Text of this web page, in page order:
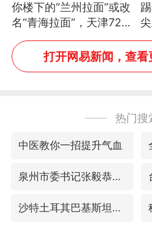
你楼下的“兰州拉面”或改
名“青海拉面”，天津72家
面馆已集体更换招牌
打开网易新闻，查
热门搜
中医教你一招提升气血
泉州市委书记张毅恭被查
沙特土耳其巴基斯坦签署共同防务协议